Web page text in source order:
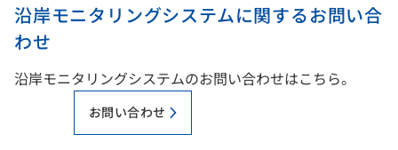
沿岸モニタリングシステムに関するお問い合
わせ
沿岸モニタリングシステムのお問い合わせはこちら。
お問い合わせ